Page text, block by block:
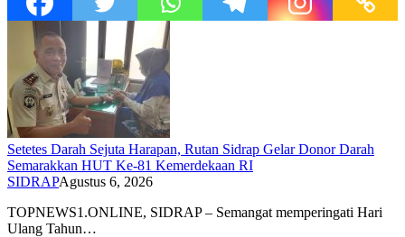
Setetes Darah Sejuta Harapan, Rutan Sidrap Gelar Donor Darah
Semarakkan HUT Ke-81 Kemerdekaan RI
SIDRAPAgustus 6, 2026
TOPNEWS1.ONLINE, SIDRAP – Semangat memperingati Hari
Ulang Tahun…